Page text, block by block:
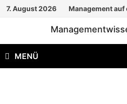
Zum
7. August 2026 Management
MENÜ